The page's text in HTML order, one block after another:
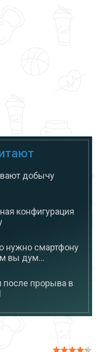
добычу
конфигурация
нужно смартфону
вы дум...
после прорыва в